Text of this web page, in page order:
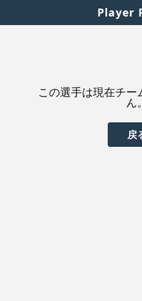
Player
この選手は現在チ
ん。
戻